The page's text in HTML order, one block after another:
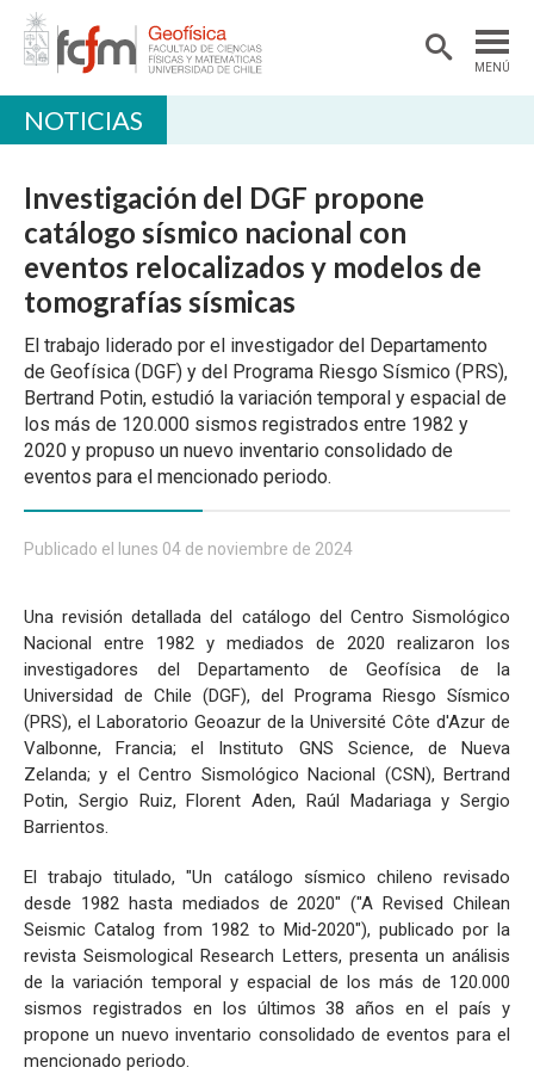
MENÚ
DOCENCIA
INVESTIGACIÓN
EXTENSIÓN
BIBLIOTECA
LABORATORIOS
Ciencias Atmosféricas
Sismología
NOTICIAS
Investigación del DGF propone
catálogo sísmico nacional con
eventos relocalizados y modelos de
tomografías sísmicas
El trabajo liderado por el investigador del Departamento
de Geofísica (DGF) y del Programa Riesgo Sísmico (PRS),
Bertrand Potin, estudió la variación temporal y espacial de
los más de 120.000 sismos registrados entre 1982 y
2020 y propuso un nuevo inventario consolidado de
eventos para el mencionado periodo.
Publicado el lunes 04 de noviembre de 2024
Una revisión detallada del catálogo del Centro Sismológico
Nacional entre 1982 y mediados de 2020 realizaron los
investigadores del Departamento de Geofísica de la
Universidad de Chile (DGF), del Programa Riesgo Sísmico
(PRS), el Laboratorio Geoazur de la Université Côte d'Azur de
Valbonne, Francia; el Instituto GNS Science, de Nueva
Zelanda; y el Centro Sismológico Nacional (CSN), Bertrand
Potin, Sergio Ruiz, Florent Aden, Raúl Madariaga y Sergio
Barrientos.
El trabajo titulado, "Un catálogo sísmico chileno revisado
desde 1982 hasta mediados de 2020" ("A Revised Chilean
Seismic Catalog from 1982 to Mid‐2020"), publicado por la
revista Seismological Research Letters, presenta un análisis
de la variación temporal y espacial de los más de 120.000
sismos registrados en los últimos 38 años en el país y
propone un nuevo inventario consolidado de eventos para el
mencionado periodo.